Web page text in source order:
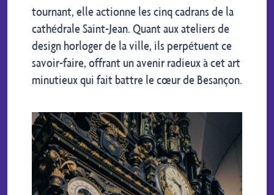
tournant, elle actionne les cinq cadrans de la
cathédrale Saint-Jean. Quant aux ateliers de
design horloger de la ville, ils perpétuent ce
savoir-faire, offrant un avenir radieux à cet art
minutieux qui fait battre le cœur de Besançon.